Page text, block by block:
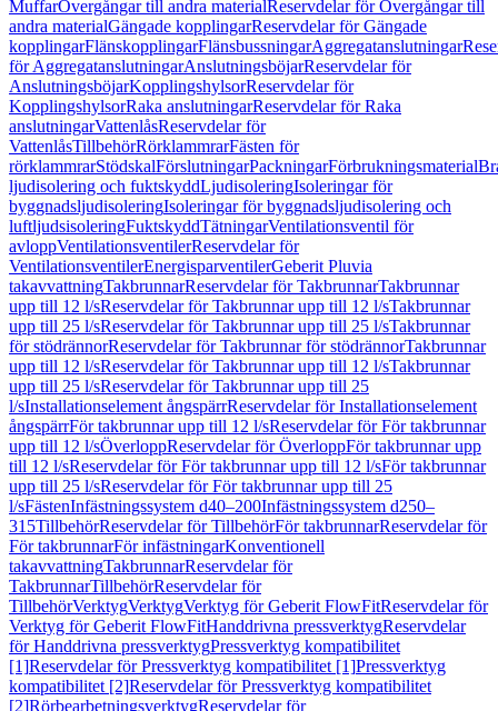
MuffarÖvergångar till andra materialReservdelar för Övergångar till
andra materialGängade kopplingarReservdelar för Gängade
kopplingarFlänskopplingarFlänsbussningarAggregatanslutningar
för AggregatanslutningarAnslutningsböjarReservdelar för
AnslutningsböjarKopplingshylsorReservdelar för
KopplingshylsorRaka anslutningarReservdelar för Raka
anslutningarVattenlåsReservdelar för
VattenlåsTillbehörRörklammrarFästen för
rörklammrarStödskalFörslutningarPackningarFörbrukningsmaterial
ljudisolering och fuktskyddLjudisoleringIsoleringar för
byggnadsljudisoleringIsoleringar för byggnadsljudisolering och
luftljudsisoleringFuktskyddTätningarVentilationsventil för
avloppVentilationsventilerReservdelar för
VentilationsventilerEnergisparventilerGeberit Pluvia
takavvattningTakbrunnarReservdelar för TakbrunnarTakbrunnar
upp till 12 l/sReservdelar för Takbrunnar upp till 12 l/sTakbrunnar
upp till 25 l/sReservdelar för Takbrunnar upp till 25 l/sTakbrunnar
för stödrännorReservdelar för Takbrunnar för stödrännorTakbrunnar
upp till 12 l/sReservdelar för Takbrunnar upp till 12 l/sTakbrunnar
upp till 25 l/sReservdelar för Takbrunnar upp till 25
l/sInstallationselement ångspärrReservdelar för Installationselement
ångspärrFör takbrunnar upp till 12 l/sReservdelar för För takbrunnar
upp till 12 l/sÖverloppReservdelar för ÖverloppFör takbrunnar upp
till 12 l/sReservdelar för För takbrunnar upp till 12 l/sFör takbrunnar
upp till 25 l/sReservdelar för För takbrunnar upp till 25
l/sFästenInfästningssystem d40–200Infästningssystem d250–
315TillbehörReservdelar för TillbehörFör takbrunnarReservdelar för
För takbrunnarFör infästningarKonventionell
takavvattningTakbrunnarReservdelar för
TakbrunnarTillbehörReservdelar för
TillbehörVerktygVerktygVerktyg för Geberit FlowFitReservdelar för
Verktyg för Geberit FlowFitHanddrivna pressverktygReservdelar
för Handdrivna pressverktygPressverktyg kompatibilitet
[1]Reservdelar för Pressverktyg kompatibilitet [1]Pressverktyg
kompatibilitet [2]Reservdelar för Pressverktyg kompatibilitet
[2]RörbearbetningsverktygReservdelar för